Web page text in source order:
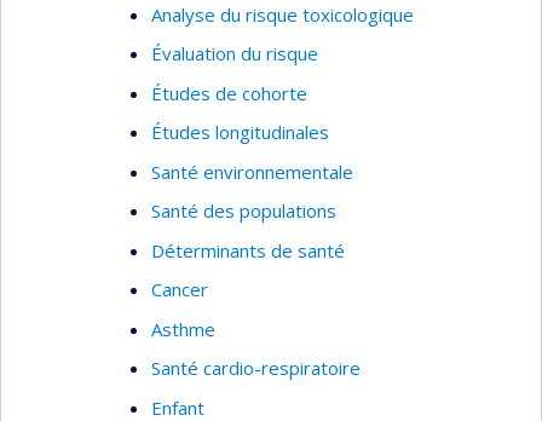
Analyse du risque toxicologique
Évaluation du risque
Études de cohorte
Études longitudinales
Santé environnementale
Santé des populations
Déterminants de santé
Cancer
Asthme
Santé cardio-respiratoire
Enfant